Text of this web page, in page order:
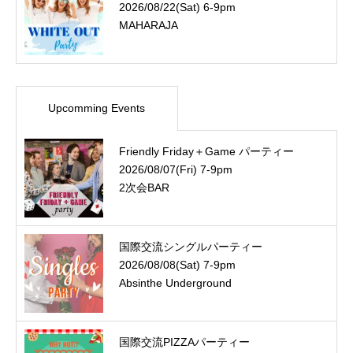
2026/08/22(Sat) 6-9pm
MAHARAJA
Upcomming Events
Friendly Friday＋Game パーティー
2026/08/07(Fri) 7-9pm
2次会BAR
国際交流シングルパーティー
2026/08/08(Sat) 7-9pm
Absinthe Underground
国際交流PIZZAパーティー